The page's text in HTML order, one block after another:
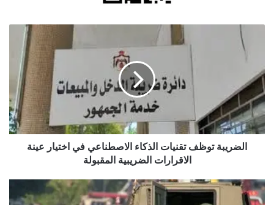
الضريبة
تقنيات
الذكاء
الاصطناعي
في
اختيار
عينة
الاقرارات
الضريبيةالضريبة توظف تقنيات الذكاء الاصطناعي في اختيار عينة
الاقرارات الضريبية المقبولة
الاحتلال
يعتقل